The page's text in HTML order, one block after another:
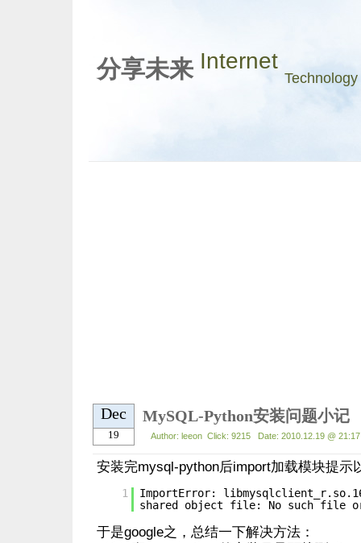
分享未来 Internet
Technology
Dec
19
MySQL-Python安装问题小记
Author: leeon Click: 9215 Date: 2010.12.19 @
安装完mysql-python后import加载模块提示
1
ImportError:
shared object file: No such file
于是google之，总结一下解决方法：